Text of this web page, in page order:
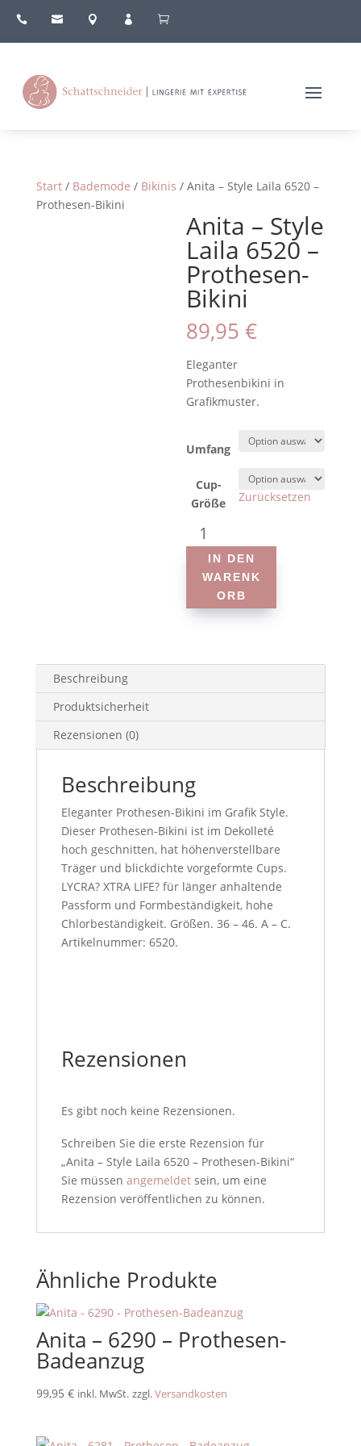
    
Start/ Bademode / Bikinis / Anita – Style Laila 6520 –
Prothesen-Bikini
Anita – Style
Laila 6520 –
Prothesen-
Bikini
89,95€
Eleganter
Prothesenbikini in
Grafikmuster.
Umfang
Cup-
Größe
Zurücksetzen
Anita
-
Style
Laila
IN DEN
WARENK
ORB
Beschreibung
Produktsicherheit
Rezensionen (0)
Beschreibung
Eleganter Prothesen-Bikini im Grafik Style.
Dieser Prothesen-Bikini ist im Dekolleté
hoch geschnitten, hat höhenverstellbare
Träger und blickdichte vorgeformte Cups.
LYCRA? XTRA LIFE? für länger anhaltende
Passform und Formbeständigkeit, hohe
Chlorbeständigkeit. Größen. 36 – 46. A – C.
Artikelnummer: 6520.
Rezensionen
Es gibt noch keine Rezensionen.
Schreiben Sie die erste Rezension für
„Anita – Style Laila 6520 – Prothesen-Bikini“
Sie müssen angemeldetsein, um eine
Rezension veröffentlichen zu können.
Ähnliche Produkte
Anita – 6290 – Prothesen-
Badeanzug
99,95 € inkl. MwSt. zzgl.Versandkosten